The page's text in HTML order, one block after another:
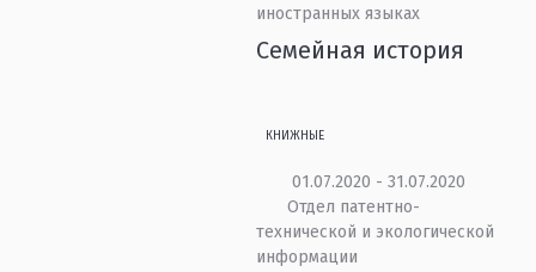
иностранных языках
Семейная история
КНИЖНЫЕ
01.07.2020 - 31.07.2020
Отдел патентно-
технической и экологической
информации